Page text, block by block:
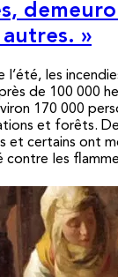
»
l’été, les
de 100 000
170 000
et forêts.
et certains ont
contre les